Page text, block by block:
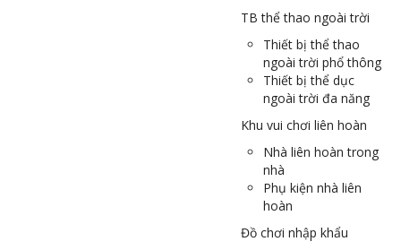
TB thể thao ngoài trời
Thiết bị thể thao
ngoài trời phổ thông
Thiết bị thể dục
ngoài trời đa năng
Khu vui chơi liên hoàn
Nhà liên hoàn trong
nhà
Phụ kiện nhà liên
hoàn
Đồ chơi nhập khẩu